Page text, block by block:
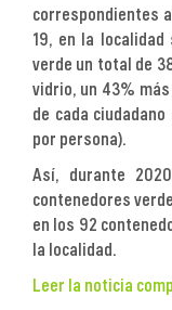
correspondientes
19, en la
verde un total de
vidrio, un 43%
de cada
por persona).
Así, durante
contenedores
en los 92
la localidad.
Leer la noticia